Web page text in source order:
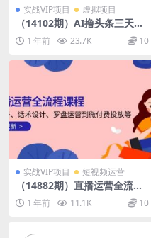
实战VIP项目 虚拟项目
（14102期）AI撸头条三天必
起号手把手教小白复制粘贴月
入6000+教程
1 年前 23.7K 10
实战VIP项目 短视频运营
（14882期）直播运营全流程
课程-5月更新：从起号、话术
设计、罗盘运营到微付费投放
1 年前 11.1K 10